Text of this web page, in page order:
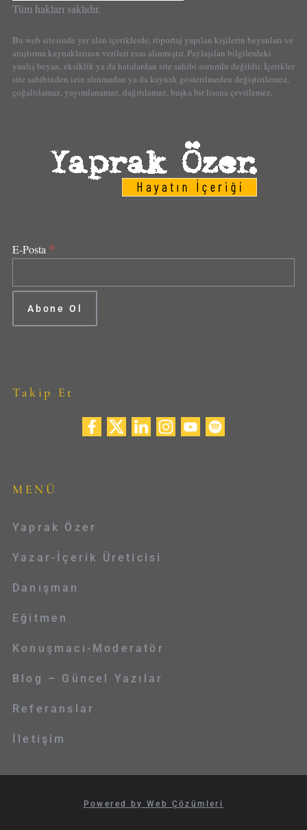
Tüm hakları saklıdır.
Bu web sitesinde yer alan içeriklerde, röportaj yapılan kişilerin beyanları ve
araştırma kaynaklarının verileri esas alınmıştır. Paylaşılan bilgilerdeki
yanlış beyan, eksiklik ya da hatalardan site sahibi sorumlu değildir. İçerikler
site sahibinden izin alınmadan ya da kaynak gösterilmeden değiştirilemez,
çoğaltılamaz, yayımlanamaz, dağıtılamaz, başka bir lisana çevrilemez.
E-Posta *
Takip Et
MENÜ
Yaprak Özer
Yazar-İçerik Üreticisi
Danışman
Eğitmen
Konuşmacı-Moderatör
Blog – Güncel Yazılar
Referanslar
İletişim
Powered by Web Çözümleri